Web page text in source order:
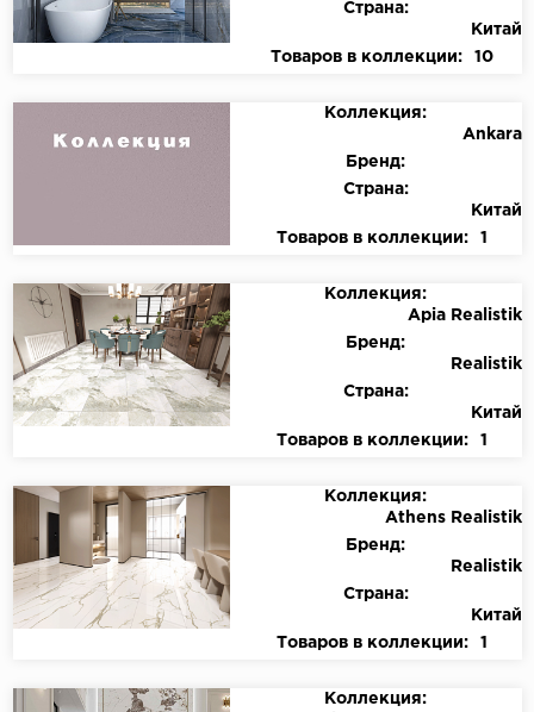
Страна:
Китай
Товаров в коллекции:
10
Коллекция:
Ankara
Бренд:
Страна:
Китай
Товаров в коллекции:
1
Коллекция:
Apia Realistik
Бренд:
Realistik
Страна:
Китай
Товаров в коллекции:
1
Коллекция:
Athens Realistik
Бренд:
Realistik
Страна:
Китай
Товаров в коллекции:
1
Коллекция: